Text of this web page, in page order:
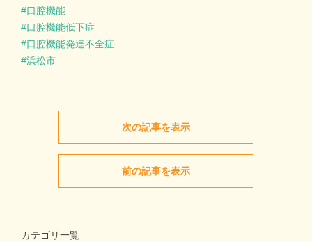
口腔機能
口腔機能低下症
口腔機能発達不全症
浜松市
次の記事を表示
前の記事を表示
カテゴリ一覧